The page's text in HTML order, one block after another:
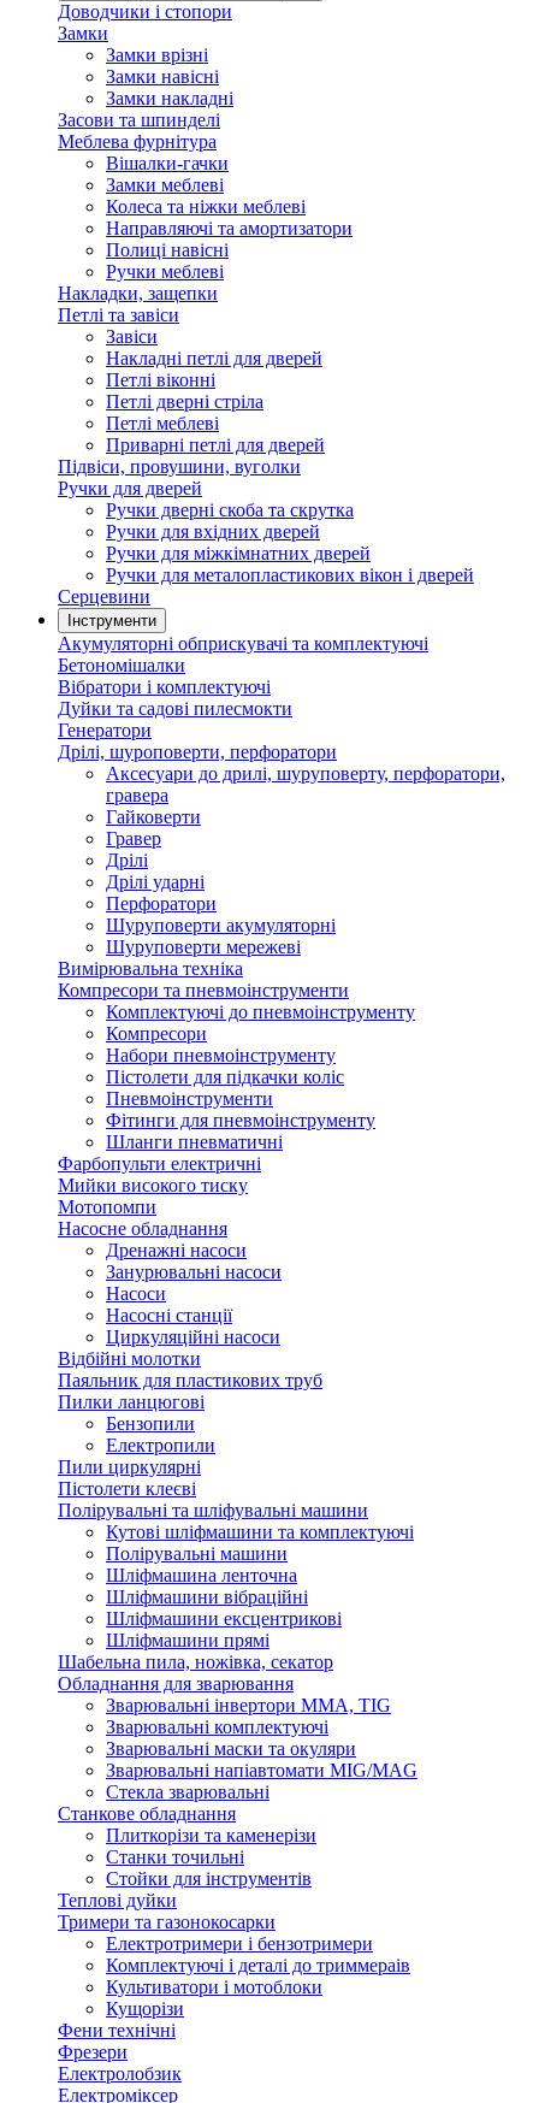
Доводчики і стопори
Замки
Замки врізні
Замки навісні
Замки накладні
Засови та шпинделі
Меблева фурнітура
Вішалки-гачки
Замки меблеві
Колеса та ніжки меблеві
Направляючі та амортизатори
Полиці навісні
Ручки меблеві
Накладки, защепки
Петлі та завіси
Завіси
Накладні петлі для дверей
Петлі віконні
Петлі дверні стріла
Петлі меблеві
Приварні петлі для дверей
Підвіси, провушини, вуголки
Ручки для дверей
Ручки дверні скоба та скрутка
Ручки для вхідних дверей
Ручки для міжкімнатних дверей
Ручки для металопластикових вікон і дверей
Серцевини
Інструменти
Акумуляторні обприскувачі та комплектуючі
Бетономішалки
Вібратори і комплектуючі
Дуйки та садові пилесмокти
Генератори
Дрілі, шуроповерти, перфоратори
Аксесуари до дрилі, шуруповерту, перфоратори,
гравера
Гайковерти
Гравер
Дрілі
Дрілі ударні
Перфоратори
Шуруповерти акумуляторні
Шуруповерти мережеві
Вимірювальна техніка
Компресори та пневмоінструменти
Комплектуючі до пневмоінструменту
Компресори
Набори пневмоінструменту
Пістолети для підкачки коліс
Пневмоінструменти
Фітинги для пневмоінструменту
Шланги пневматичні
Фарбопульти електричні
Мийки високого тиску
Мотопомпи
Насосне обладнання
Дренажні насоси
Занурювальні насоси
Насоси
Насосні станції
Циркуляційні насоси
Відбійні молотки
Паяльник для пластикових труб
Пилки ланцюгові
Бензопили
Електропили
Пили циркулярні
Пістолети клеєві
Полірувальні та шліфувальні машини
Кутові шліфмашини та комплектуючі
Полірувальні машини
Шліфмашина ленточна
Шліфмашини вібраційні
Шліфмашини ексцентрикові
Шліфмашини прямі
Шабельна пила, ножівка, секатор
Обладнання для зварювання
Зварювальні інвертори ММА, TIG
Зварювальні комплектуючі
Зварювальні маски та окуляри
Зварювальні напіавтомати MIG/MAG
Стекла зварювальні
Станкове обладнання
Плиткорізи та каменерізи
Станки точильні
Стойки для інструментів
Теплові дуйки
Тримери та газонокосарки
Електротримери і бензотримери
Комплектуючі і деталі до триммераів
Культиватори і мотоблоки
Кущорізи
Фени технічні
Фрезери
Електролобзик
Електроміксер